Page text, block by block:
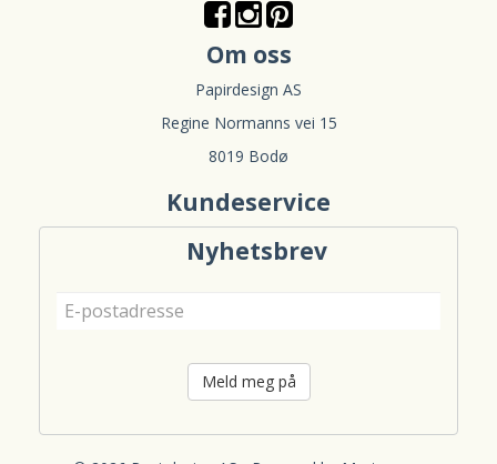
Om oss
Papirdesign AS
Regine Normanns vei 15
8019 Bodø
Kundeservice
Nyhetsbrev
Meld meg på